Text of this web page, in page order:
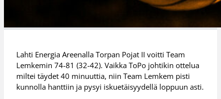
Lahti Energia Areenalla Torpan Pojat II voitti Team
Lemkemin 74-81 (32-42). Vaikka ToPo johtikin ottelua
miltei täydet 40 minuuttia, niin Team Lemkem pisti
kunnolla hanttiin ja pysyi iskuetäisyydellä loppuun asti.